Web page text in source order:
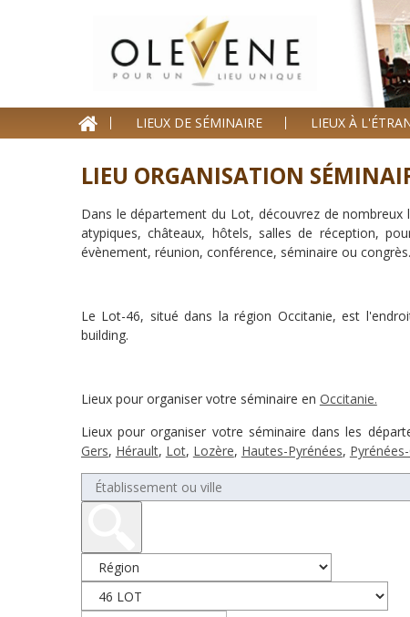
LIEUX DE SÉMINAIRE LIEUX À
LIEU ORGANISATION
Dans le département du Lot, découvrez de
atypiques, châteaux, hôtels, salles de réception,
évènement, réunion, conférence, séminaire ou congrès.
Le Lot-46, situé dans la région Occitanie, est
building.
Lieux pour organiser votre séminaire en Occitanie.
Lieux pour organiser votre séminaire dans les
Gers, Hérault, Lot, Lozère, Hautes-Pyrénées,
Lieux de séminaire
Lieux à l'étranger
Séminaire clé en Main
Contact